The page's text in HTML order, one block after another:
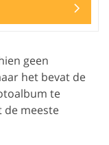
geen
het bevat de
te
de meeste